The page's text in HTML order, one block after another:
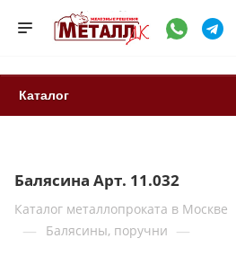
Каталог
Балясина Арт. 11.032
Каталог металлопроката в Москве
— Балясины, поручни —